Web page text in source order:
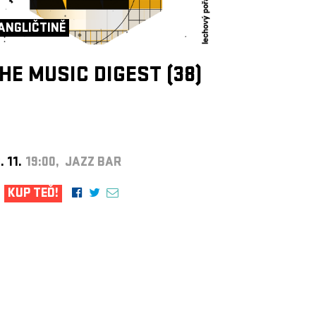
MUSIC DIGEST (38)
11. 19:00, JAZZ BAR
KUP TEĎ!